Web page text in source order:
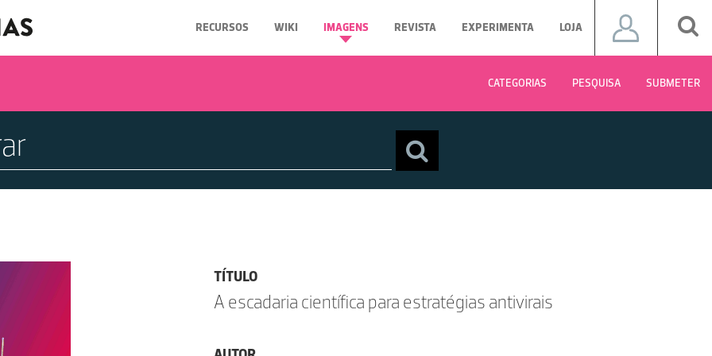
RECURSOS WIKI IMAGENS REVISTA EXPERIMENTA LOJA
CATEGORIAS PESQUISA SUBMETER
TÍTULO
A escadaria científica para estratégias antivirais